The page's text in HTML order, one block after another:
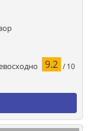
9.2 / 10